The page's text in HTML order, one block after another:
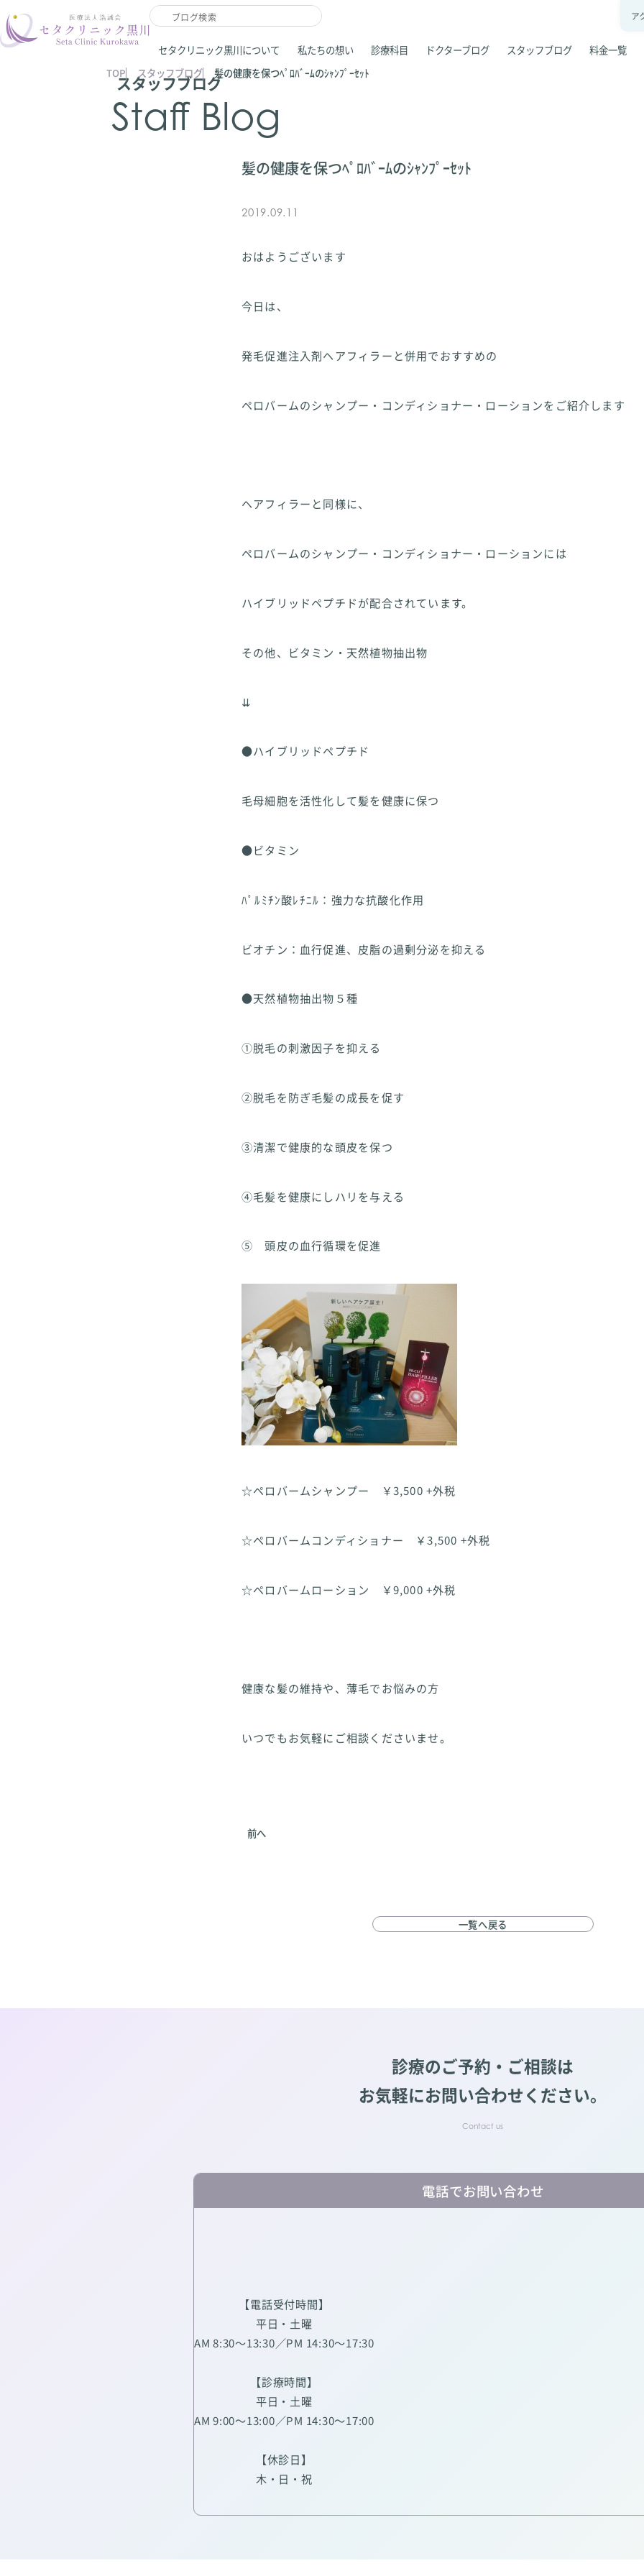
ア
セタクリニック黒川について 私たちの想い 診療科目 ドクターブログ スタッフブログ 料金一覧
スタッフブログ
Staff Blog
TOP スタッフブログ 髪の健康を保つﾍﾟﾛﾊﾞｰﾑのｼｬﾝﾌﾟｰｾｯﾄ
髪の健康を保つﾍﾟﾛﾊﾞｰﾑのｼｬﾝﾌﾟｰｾｯﾄ
2019.09.11
おはようございます
今日は、
発毛促進注入剤ヘアフィラーと併用でおすすめの
ペロバームのシャンプー・コンディショナー・ローションをご紹介します
ヘアフィラーと同様に、
ペロバームのシャンプー・コンディショナー・ローションには
ハイブリッドペプチドが配合されています。
その他、ビタミン・天然植物抽出物
⇊
●ハイブリッドペプチド
毛母細胞を活性化して髪を健康に保つ
●ビタミン
ﾊﾟﾙﾐﾁﾝ酸ﾚﾁﾆﾙ：強力な抗酸化作用
ビオチン：血行促進、皮脂の過剰分泌を抑える
●天然植物抽出物５種
①脱毛の刺激因子を抑える
②脱毛を防ぎ毛髪の成長を促す
③清潔で健康的な頭皮を保つ
④毛髪を健康にしハリを与える
⑤ 頭皮の血行循環を促進
☆ペロバームシャンプー ￥3,500 +外税
☆ペロバームコンディショナー ￥3,500 +外税
☆ペロバームローション ￥9,000 +外税
健康な髪の維持や、薄毛でお悩みの方
いつでもお気軽にご相談くださいませ。
前へ
一覧へ戻る
診療のご予約・ご相談は
お気軽にお問い合わせください。
電話でお問い合わせ
【電話受付時間】
平日・土曜
AM 8:30～13:30／PM 14:30～17:30
【診療時間】
平日・土曜
AM 9:00～13:00／PM 14:30～17:00
【休診日】
木・日・祝